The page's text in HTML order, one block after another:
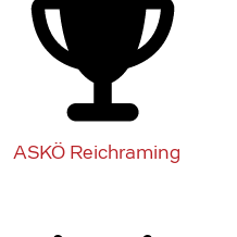
ASKÖ Reichraming